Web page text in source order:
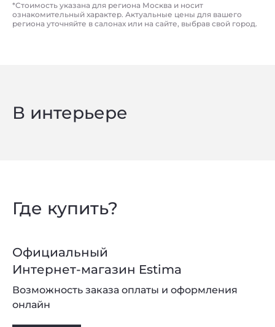
*Стоимость указана для региона Москва и носит
ознакомительный характер. Актуальные цены для вашего
региона уточняйте в салонах или на сайте, выбрав свой город.
В интерьере
Где купить?
Официальный
Интернет-магазин Estima
Возможность заказа оплаты и оформления
онлайн